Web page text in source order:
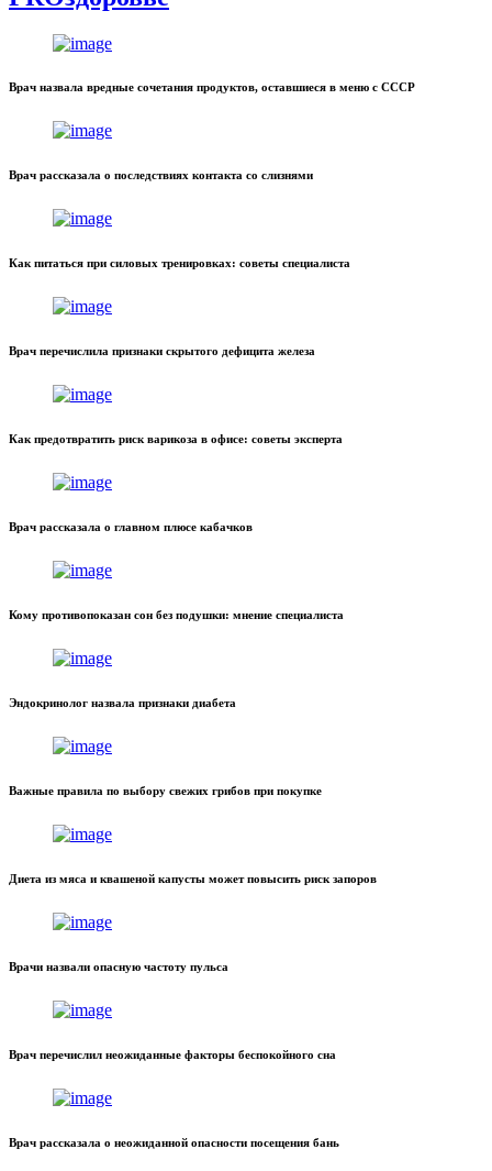
Врач назвала вредные сочетания продуктов, оставшиеся в меню с СССР
Врач рассказала о последствиях контакта со слизнями
Как питаться при силовых тренировках: советы специалиста
Врач перечислила признаки скрытого дефицита железа
Как предотвратить риск варикоза в офисе: советы эксперта
Врач рассказала о главном плюсе кабачков
Кому противопоказан сон без подушки: мнение специалиста
Эндокринолог назвала признаки диабета
Важные правила по выбору свежих грибов при покупке
Диета из мяса и квашеной капусты может повысить риск запоров
Врачи назвали опасную частоту пульса
Врач перечислил неожиданные факторы беспокойного сна
Врач рассказала о неожиданной опасности посещения бань